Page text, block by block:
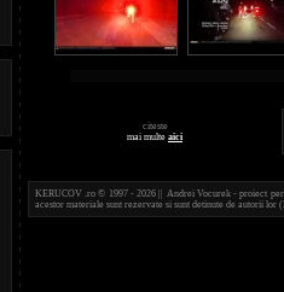
citeste
mai multe aici
KERUCOV .ro © 1997 - 2026 || Andrei Vocurek - proiect
acestor materiale sunt rezervate si sunt detinute de autorii